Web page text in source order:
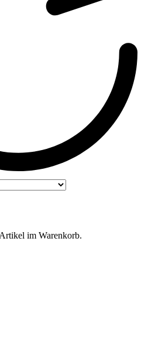
im Warenkorb.